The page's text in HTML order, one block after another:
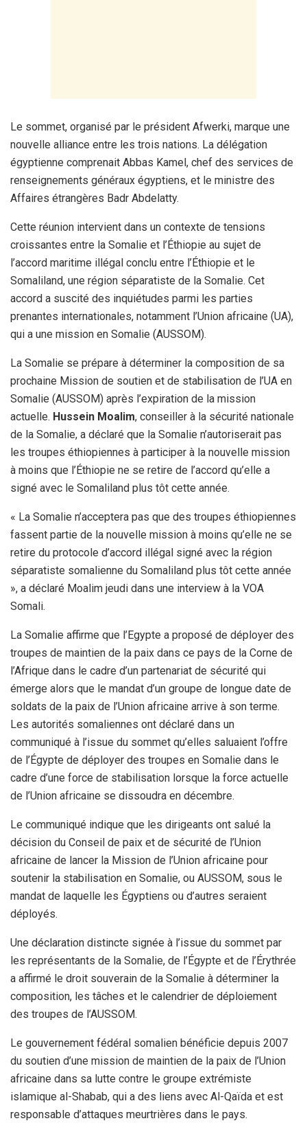
Le sommet, organisé par le président Afwerki, marque une
nouvelle alliance entre les trois nations. La délégation
égyptienne comprenait Abbas Kamel, chef des services de
renseignements généraux égyptiens, et le ministre des
Affaires étrangères Badr Abdelatty.
Cette réunion intervient dans un contexte de tensions
croissantes entre la Somalie et l’Éthiopie au sujet de
l’accord maritime illégal conclu entre l’Éthiopie et le
Somaliland, une région séparatiste de la Somalie. Cet
accord a suscité des inquiétudes parmi les parties
prenantes internationales, notamment l’Union africaine (UA),
qui a une mission en Somalie (AUSSOM).
La Somalie se prépare à déterminer la composition de sa
prochaine Mission de soutien et de stabilisation de l’UA en
Somalie (AUSSOM) après l’expiration de la mission
actuelle. Hussein Moalim, conseiller à la sécurité nationale
de la Somalie, a déclaré que la Somalie n’autoriserait pas
les troupes éthiopiennes à participer à la nouvelle mission
à moins que l’Éthiopie ne se retire de l’accord qu’elle a
signé avec le Somaliland plus tôt cette année.
« La Somalie n’acceptera pas que des troupes éthiopiennes
fassent partie de la nouvelle mission à moins qu’elle ne se
retire du protocole d’accord illégal signé avec la région
séparatiste somalienne du Somaliland plus tôt cette année
», a déclaré Moalim jeudi dans une interview à la VOA
Somali.
La Somalie affirme que l’Egypte a proposé de déployer des
troupes de maintien de la paix dans ce pays de la Corne de
l’Afrique dans le cadre d’un partenariat de sécurité qui
émerge alors que le mandat d’un groupe de longue date de
soldats de la paix de l’Union africaine arrive à son terme.
Les autorités somaliennes ont déclaré dans un
communiqué à l’issue du sommet qu’elles saluaient l’offre
de l’Égypte de déployer des troupes en Somalie dans le
cadre d’une force de stabilisation lorsque la force actuelle
de l’Union africaine se dissoudra en décembre.
Le communiqué indique que les dirigeants ont salué la
décision du Conseil de paix et de sécurité de l’Union
africaine de lancer la Mission de l’Union africaine pour
soutenir la stabilisation en Somalie, ou AUSSOM, sous le
mandat de laquelle les Égyptiens ou d’autres seraient
déployés.
Une déclaration distincte signée à l’issue du sommet par
les représentants de la Somalie, de l’Égypte et de l’Érythrée
a affirmé le droit souverain de la Somalie à déterminer la
composition, les tâches et le calendrier de déploiement
des troupes de l’AUSSOM.
Le gouvernement fédéral somalien bénéficie depuis 2007
du soutien d’une mission de maintien de la paix de l’Union
africaine dans sa lutte contre le groupe extrémiste
islamique al-Shabab, qui a des liens avec Al-Qaïda et est
responsable d’attaques meurtrières dans le pays.